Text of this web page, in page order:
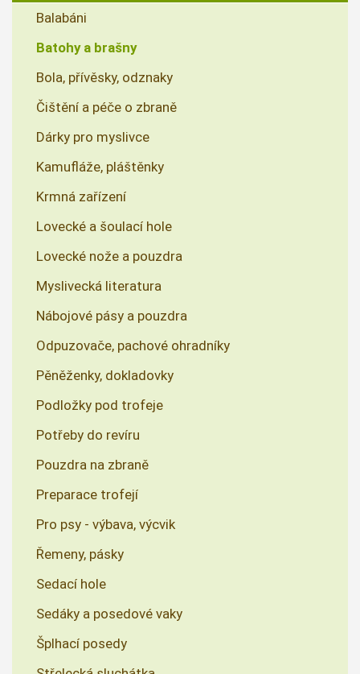
Balabáni
Batohy a brašny
Bola, přívěsky, odznaky
Čištění a péče o zbraně
Dárky pro myslivce
Kamufláže, pláštěnky
Krmná zařízení
Lovecké a šoulací hole
Lovecké nože a pouzdra
Myslivecká literatura
Nábojové pásy a pouzdra
Odpuzovače, pachové ohradníky
Pěněženky, dokladovky
Podložky pod trofeje
Potřeby do revíru
Pouzdra na zbraně
Preparace trofejí
Pro psy - výbava, výcvik
Řemeny, pásky
Sedací hole
Sedáky a posedové vaky
Šplhací posedy